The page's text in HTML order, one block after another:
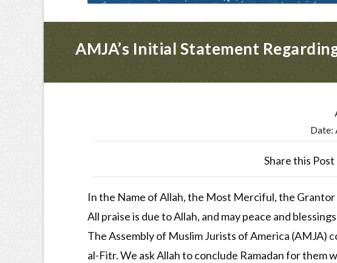
AMJA’s Initial Statement
Date:
Share this Post
In the Name of Allah, the Most Merciful, the
All praise is due to Allah, and may peace and
The Assembly of Muslim Jurists of America (AMJA)
al-Fitr. We ask Allah to conclude Ramadan for them